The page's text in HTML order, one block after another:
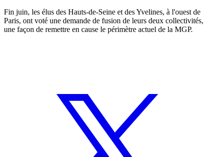
Fin juin, les élus des Hauts-de-Seine et des Yvelines, à l'ouest de
Paris, ont voté une demande de fusion de leurs deux collectivités,
une façon de remettre en cause le périmètre actuel de la MGP.